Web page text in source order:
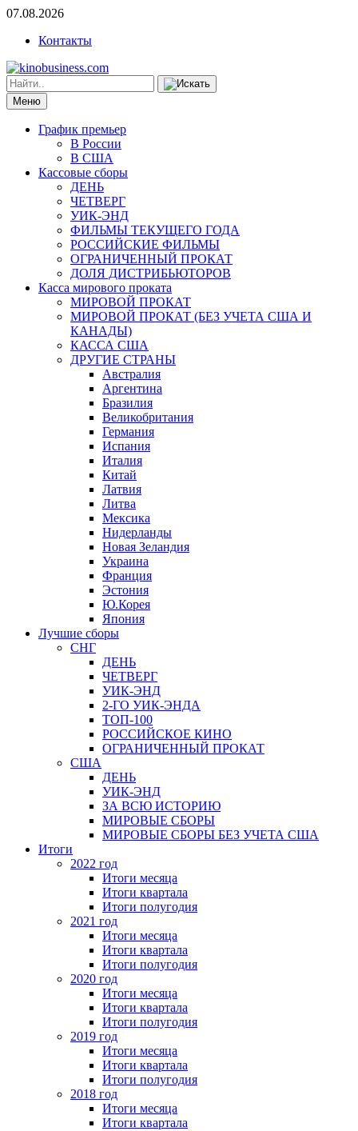
07.08.2026
Контакты
Меню
График премьер
В России
В США
Кассовые сборы
ДЕНЬ
ЧЕТВЕРГ
УИК-ЭНД
ФИЛЬМЫ ТЕКУЩЕГО ГОДА
РОССИЙСКИЕ ФИЛЬМЫ
ОГРАНИЧЕННЫЙ ПРОКАТ
ДОЛЯ ДИСТРИБЬЮТОРОВ
Касса мирового проката
МИРОВОЙ ПРОКАТ
МИРОВОЙ ПРОКАТ (БЕЗ УЧЕТА США И
КАНАДЫ)
КАССА США
ДРУГИЕ СТРАНЫ
Австралия
Аргентина
Бразилия
Великобритания
Германия
Испания
Италия
Китай
Латвия
Литва
Мексика
Нидерланды
Новая Зеландия
Украина
Франция
Эстония
Ю.Корея
Япония
Лучшие сборы
СНГ
ДЕНЬ
ЧЕТВЕРГ
УИК-ЭНД
2-ГО УИК-ЭНДА
ТОП-100
РОССИЙСКОЕ КИНО
ОГРАНИЧЕННЫЙ ПРОКАТ
США
ДЕНЬ
УИК-ЭНД
ЗА ВСЮ ИСТОРИЮ
МИРОВЫЕ СБОРЫ
МИРОВЫЕ СБОРЫ БЕЗ УЧЕТА США
Итоги
2022 год
Итоги месяца
Итоги квартала
Итоги полугодия
2021 год
Итоги месяца
Итоги квартала
Итоги полугодия
2020 год
Итоги месяца
Итоги квартала
Итоги полугодия
2019 год
Итоги месяца
Итоги квартала
Итоги полугодия
2018 год
Итоги месяца
Итоги квартала